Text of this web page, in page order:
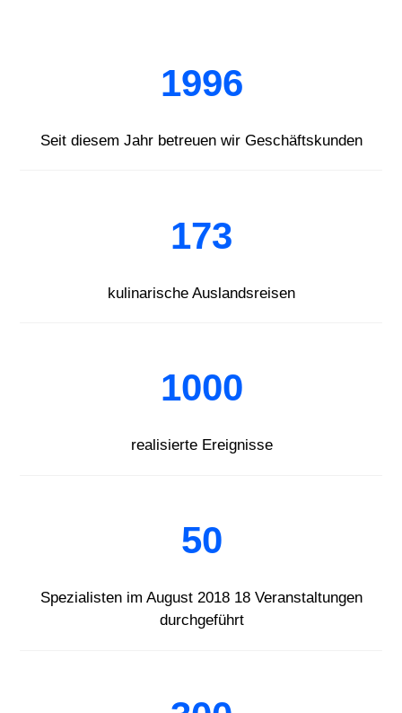
1996
Seit diesem Jahr betreuen wir Geschäftskunden
173
kulinarische Auslandsreisen
1000
realisierte Ereignisse
50
Spezialisten im August 2018 18 Veranstaltungen
durchgeführt